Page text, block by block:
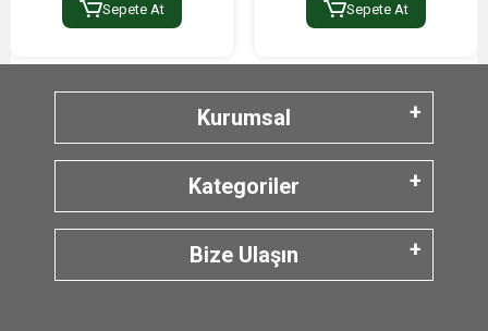
Sepete At Sepete At
Kurumsal
Kategoriler
Bize Ulaşın